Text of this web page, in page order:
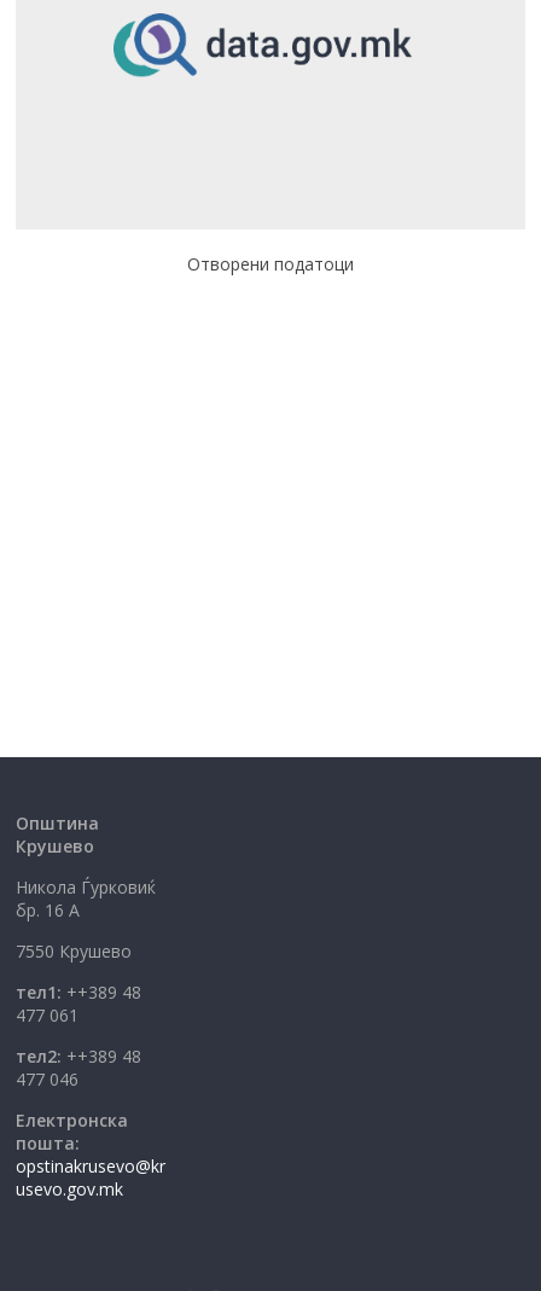
Отворени податоци
Општина
Крушево
Никола Ѓурковиќ
бр. 16 А
7550 Крушево
тел1: ++389 48
477 061
тел2: ++389 48
477 046
Електронска
пошта:
opstinakrusevo@kr
usevo.gov.mk